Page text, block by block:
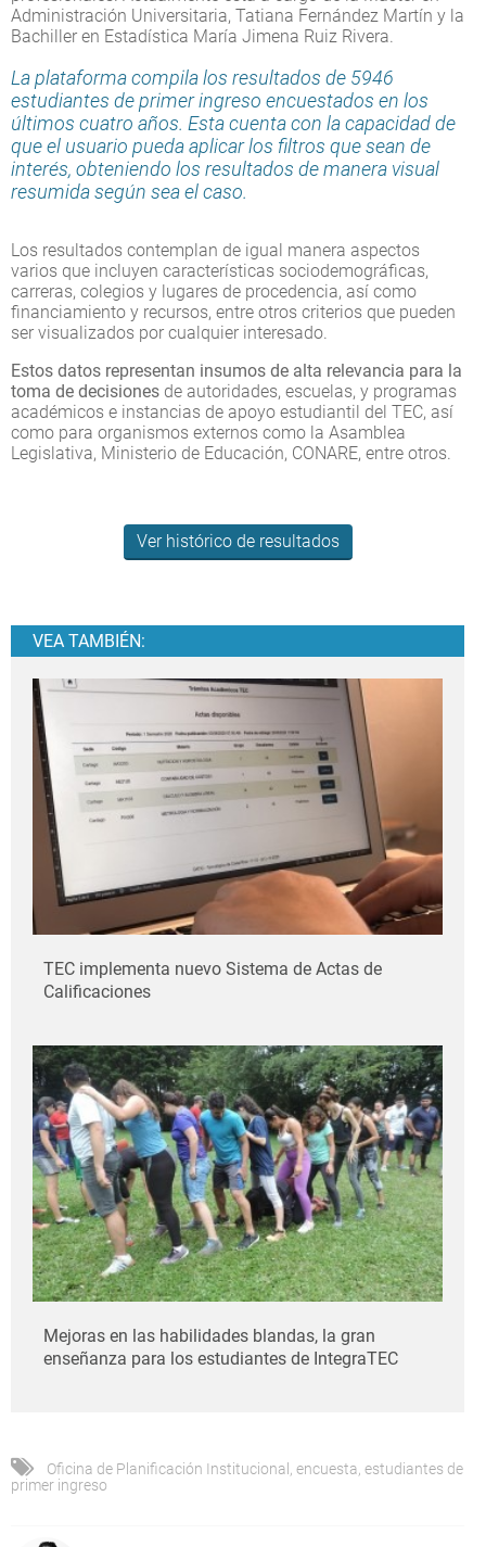
Administración Universitaria, Tatiana Fernández Martín y la
Bachiller en Estadística María Jimena Ruiz Rivera.
La plataforma compila los resultados de 5946
estudiantes de primer ingreso encuestados en los
últimos cuatro años. Esta cuenta con la capacidad de
que el usuario pueda aplicar los filtros que sean de
interés, obteniendo los resultados de manera visual
resumida según sea el caso.
Los resultados contemplan de igual manera aspectos
varios que incluyen características sociodemográficas,
carreras, colegios y lugares de procedencia, así como
financiamiento y recursos, entre otros criterios que pueden
ser visualizados por cualquier interesado.
Estos datos representan insumos de alta relevancia para la
toma de decisiones de autoridades, escuelas, y programas
académicos e instancias de apoyo estudiantil del TEC, así
como para organismos externos como la Asamblea
Legislativa, Ministerio de Educación, CONARE, entre otros.
Ver histórico de resultados
VEA TAMBIÉN:
TEC implementa nuevo Sistema de Actas de
Calificaciones
Mejoras en las habilidades blandas, la gran
enseñanza para los estudiantes de IntegraTEC
Oficina de Planificación Institucional encuesta estudiantes de
primer ingreso